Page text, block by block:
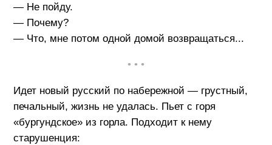
— Не пойду.
— Почему?
— Что, мне потом одной домой возвращаться...
• • •
Идет новый русский по набережной — грустный,
печальный, жизнь не удалась. Пьет с горя
«бургундское» из горла. Подходит к нему
старушенция: